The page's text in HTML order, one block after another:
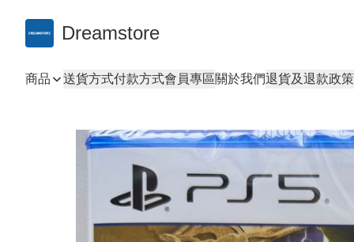
Dreamstore
商品 送貨方式付款方式會員專區關於我們退貨及退款政策